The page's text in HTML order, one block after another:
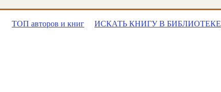
ТОП авторов и книг ИСКАТЬ КНИГУ В БИБЛИОТЕКЕ